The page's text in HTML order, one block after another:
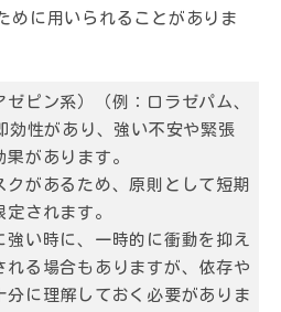
めに用いられることがありま
ピン系）（例：ロラゼパム、
効性があり、強い不安や緊張
があります。
クがあるため、原則として短期
されます。
強い時に、一時的に衝動を抑え
れる場合もありますが、依存や
分に理解しておく必要がありま